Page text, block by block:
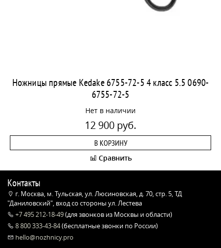
Ножницы прямые Kedake 6755-72-5 4 класс 5.5 0690-
6755-72-5
Нет в наличии
12 900 руб.
В КОРЗИНУ
Сравнить
Контакты
г. Москва, м. Тульская, ул. Люсиновская, д. 70, стр. 5, ТД
"Даниловский", вход со стороны ул. Лестева
+7 495 212-18-49(для звонков из Москвы и области)
8 800 333-43-84(бесплатные звонки по России)
hello@nozhnicy.pro